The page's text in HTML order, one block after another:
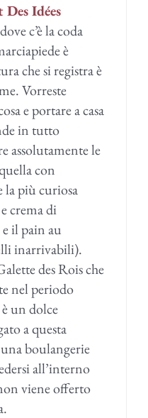
Idées
c’è la coda
è
che si registra è
Vorreste
e portare a casa
in tutto
assolutamente le
con
la più curiosa
crema di
il pain au
inarrivabili).
des Rois che
nel periodo
un dolce
a questa
boulangerie
all’interno
viene offerto